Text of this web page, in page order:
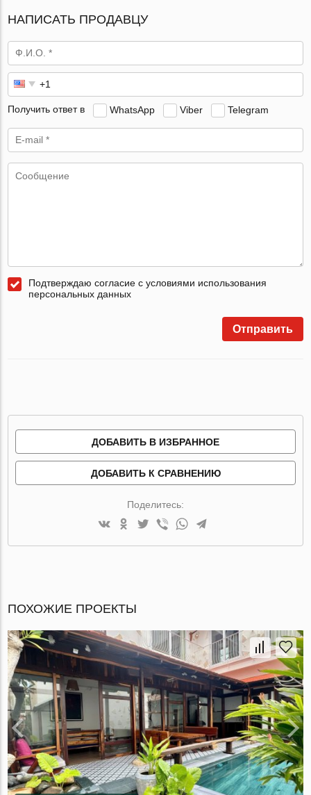
НАПИСАТЬ ПРОДАВЦУ
Получить ответ в WhatsApp Viber Telegram
Подтверждаю согласие с условиями использования
персональных данных
Отправить
ДОБАВИТЬ В ИЗБРАННОЕ
ДОБАВИТЬ К СРАВНЕНИЮ
Поделитесь:
ПОХОЖИЕ ПРОЕКТЫ